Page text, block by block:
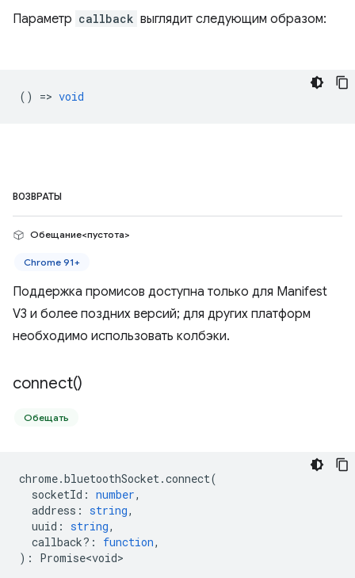
Параметр callback выглядит следующим образом:
() => void
ВОЗВРАТЫ
Обещание<пустота>
Chrome 91+
Поддержка промисов доступна только для Manifest
V3 и более поздних версий; для других платформ
необходимо использовать колбэки.
connect()
Обещать
chrome.bluetoothSocket.connect(
socketId : number,
address : string,
uuid : string,
callback? : function,
) : Promise<void>